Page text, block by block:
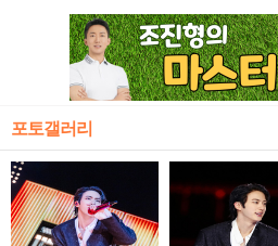
포토갤러리